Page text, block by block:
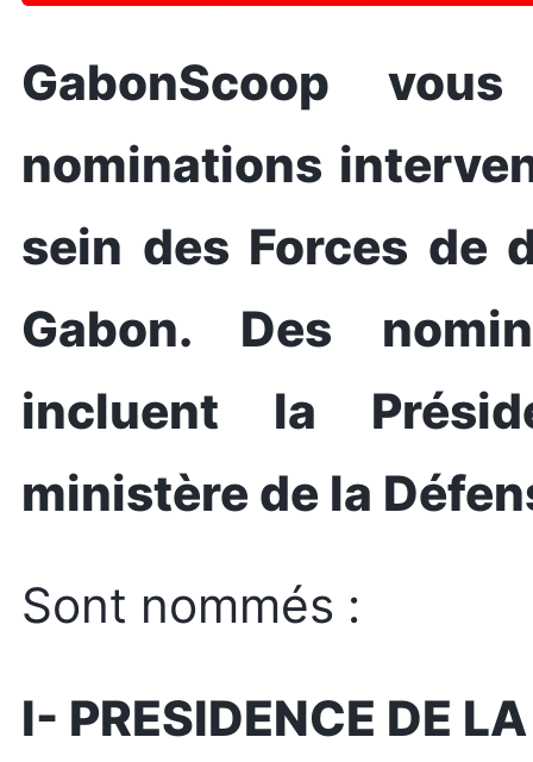
GabonScoop
nominations
sein des Forces de
Gabon. Des
incluent la
ministère de la
Sont nommés :
I- PRESIDENCE DE